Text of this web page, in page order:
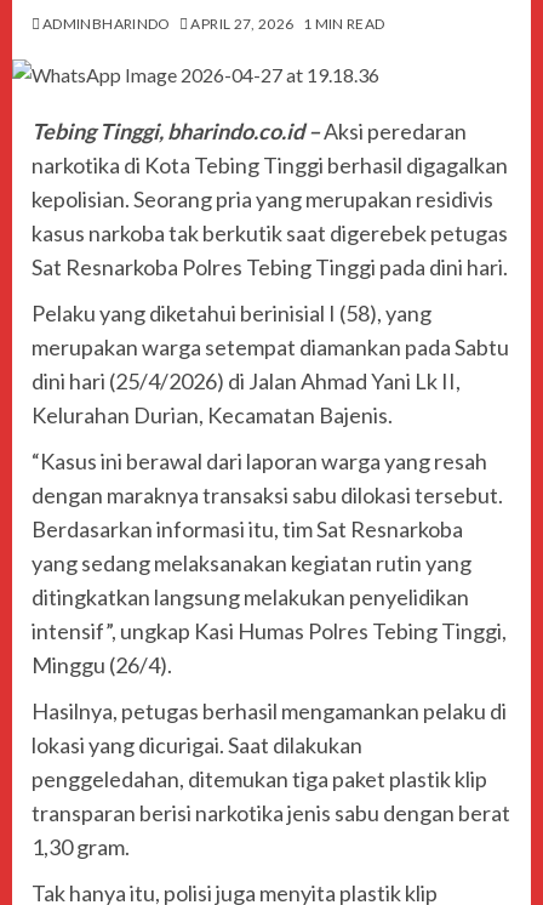
ADMINBHARINDO APRIL 27, 2026 1 MIN READ
Tebing Tinggi, bharindo.co.id –Aksi peredaran
narkotika di Kota Tebing Tinggi berhasil digagalkan
kepolisian. Seorang pria yang merupakan residivis
kasus narkoba tak berkutik saat digerebek petugas
Sat Resnarkoba Polres Tebing Tinggi pada dini hari.
Pelaku yang diketahui berinisial I (58), yang
merupakan warga setempat diamankan pada Sabtu
dini hari (25/4/2026) di Jalan Ahmad Yani Lk II,
Kelurahan Durian, Kecamatan Bajenis.
“Kasus ini berawal dari laporan warga yang resah
dengan maraknya transaksi sabu dilokasi tersebut.
Berdasarkan informasi itu, tim Sat Resnarkoba
yang sedang melaksanakan kegiatan rutin yang
ditingkatkan langsung melakukan penyelidikan
intensif”, ungkap Kasi Humas Polres Tebing Tinggi,
Minggu (26/4).
Hasilnya, petugas berhasil mengamankan pelaku di
lokasi yang dicurigai. Saat dilakukan
penggeledahan, ditemukan tiga paket plastik klip
transparan berisi narkotika jenis sabu dengan berat
1,30 gram.
Tak hanya itu, polisi juga menyita plastik klip